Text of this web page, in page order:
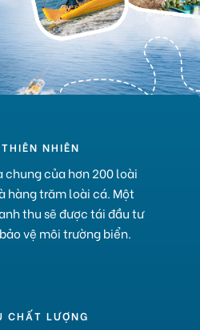
NHIÊN
chung của hơn 200 loài
hàng trăm loài cá. Một
thu sẽ được tái đầu tư
vệ môi trường biển.
CHẤT LƯỢNG